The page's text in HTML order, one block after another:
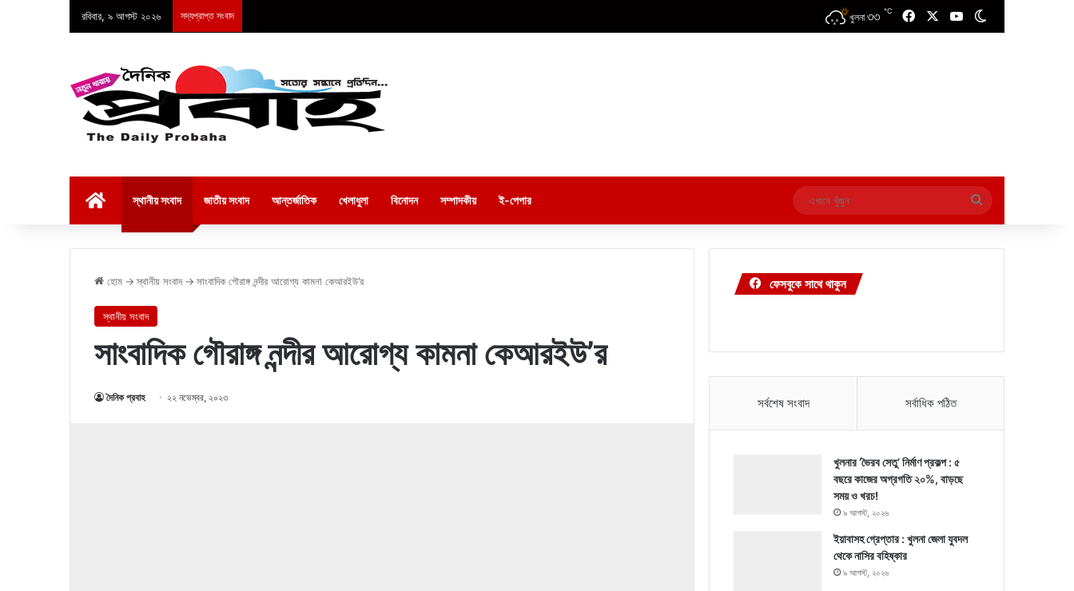
রবিবার, ৯ আগস্ট ২০২৬ সদ্যপ্রাপ্ত সংবাদ খুলনা ৩৩ ℃ FacebookYouTube
স্থানীয় সংবাদ জাতীয় সংবাদ আন্তর্জাতিক খেলাধুলা বিনোদন সম্পাদকীয় ই-পেপার
এখানে
খুঁজুন
হোম → স্থানীয় সংবাদ → সাংবাদিক গৌরাঙ্গ নন্দীর আরোগ্য কামনা কেআরইউ’র
স্থানীয় সংবাদ
সাংবাদিক গৌরাঙ্গ নন্দীর আরোগ্য কামনা কেআরইউ’র
দৈনিক প্রবাহ ২২ নভেম্বর, ২০২৩
ফেসবুকে সাথে থাকুন
সর্বশেষ সংবাদ সর্বাধিক পঠিত
খুলনার ‘ভৈরব সেতু’ নির্মাণ প্রকল্প : ৫
বছরে কাজের অগ্রগতি ২০%, বাড়ছে
সময় ও খরচ!
৯ আগস্ট, ২০২৬
ইয়াবাসহ গ্রেপ্তার : খুলনা জেলা যুবদল
থেকে নাসির বহিষ্কার
৯ আগস্ট, ২০২৬